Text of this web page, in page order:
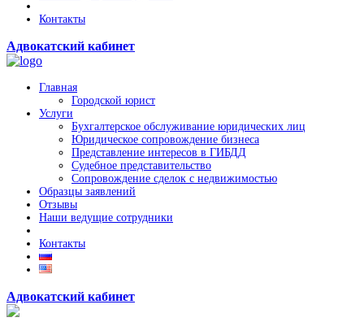
Контакты
Адвокатский кабинет
Главная
Городской юрист
Услуги
Бухгалтерское обслуживание юридических лиц
Юридическое сопровождение бизнеса
Представление интересов в ГИБДД
Судебное представительство
Сопровождение сделок с недвижимостью
Образцы заявлений
Отзывы
Наши ведущие сотрудники
Контакты
Адвокатский кабинет